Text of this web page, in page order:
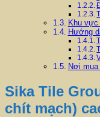
Khu vực
Hướng
Nơi
Sika Tile
chít mạch)